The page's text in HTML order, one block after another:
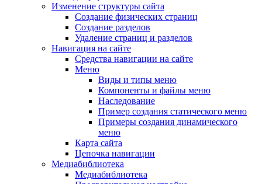
Изменение структуры сайта
Создание физических страниц
Создание разделов
Удаление страниц и разделов
Навигация на сайте
Средства навигации на сайте
Меню
Виды и типы меню
Компоненты и файлы меню
Наследование
Пример создания статического меню
Примеры создания динамического
меню
Карта сайта
Цепочка навигации
Медиабиблиотека
Медиабиблиотека